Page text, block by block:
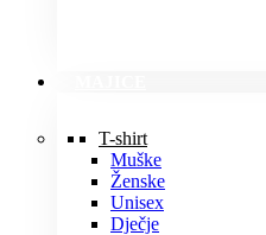
T-shirt
Muške
Ženske
Unisex
Dječje